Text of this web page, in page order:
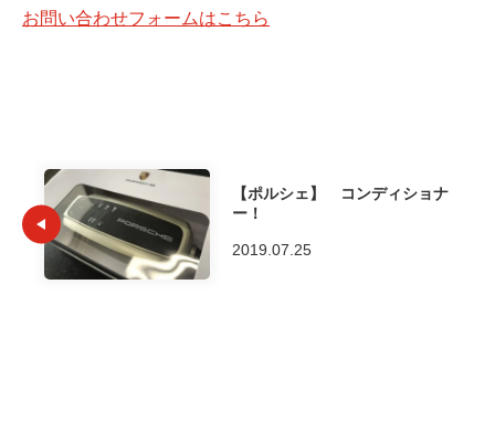
お問い合わせフォームはこちら
【ポルシェ】 コンディショナ
ー！
2019.07.25